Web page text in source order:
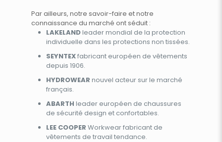
Par ailleurs, notre savoir-faire et notre
connaissance du marché ont séduit :
LAKELANDleader mondial de la protection
individuelle dans les protections non tissées.
SEYNTEXfabricant européen de vêtements
depuis 1906.
HYDROWEAR nouvel acteur sur le marché
français.
ABARTH leader européen de chaussures
de sécurité design et confortables.
LEE COOPER Workwear fabricant de
vêtements de travail tendance.